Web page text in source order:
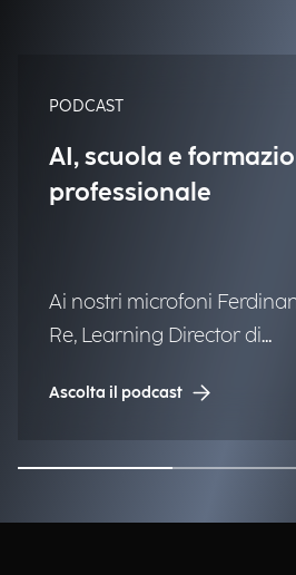
PODCAST
AI, scuola e
professionale
Ai nostri microfoni
Re, Learning Director di
Ascolta il podcast